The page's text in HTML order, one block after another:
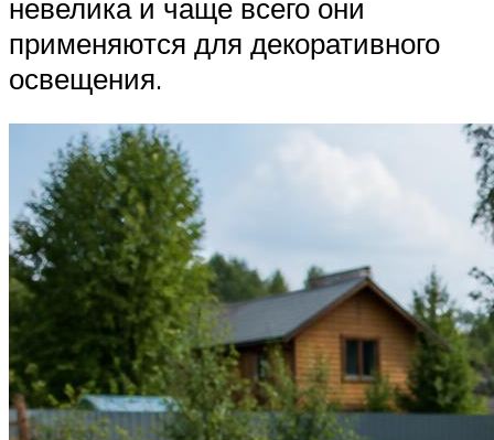
невелика и чаще всего они
применяются для декоративного
освещения.